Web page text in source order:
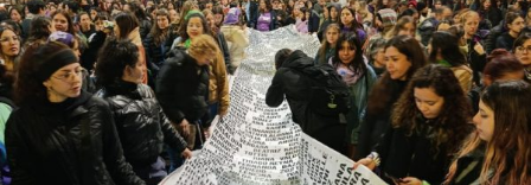
productores, docentes, ambientalistas y vecinos que
resisten otra avanzada sobre un territorio en disputa.
Por Francisco Pandolfi